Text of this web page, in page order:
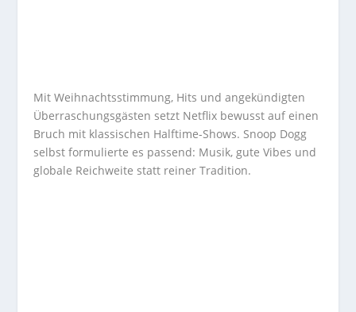
Mit Weihnachtsstimmung, Hits und angekündigten
Überraschungsgästen setzt Netflix bewusst auf einen
Bruch mit klassischen Halftime-Shows. Snoop Dogg
selbst formulierte es passend: Musik, gute Vibes und
globale Reichweite statt reiner Tradition.